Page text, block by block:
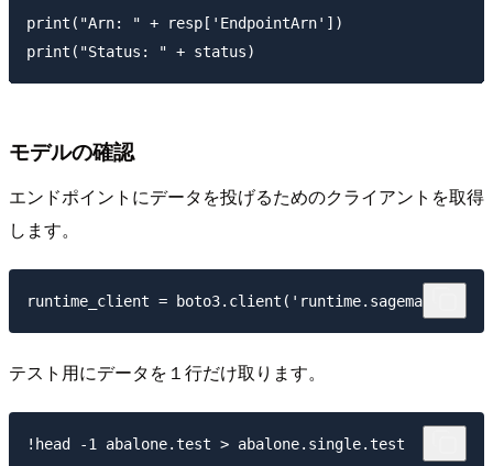
print("Arn: " + resp['EndpointArn'])
モデルの確認
エンドポイントにデータを投げるためのクライアントを取得
します。
テスト用にデータを１行だけ取ります。